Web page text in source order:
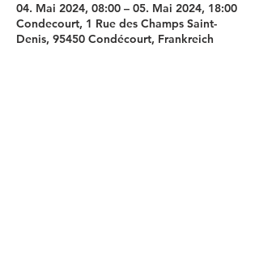
04. Mai 2024, 08:00 – 05. Mai 2024, 18:00
Condecourt, 1 Rue des Champs Saint-
Denis, 95450 Condécourt, Frankreich